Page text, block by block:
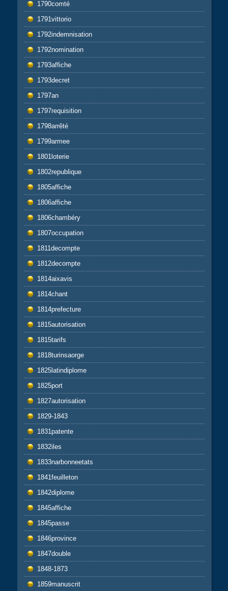
1790comté
1791vittorio
1792indemnisation
1792nomination
1793affiche
1793decret
1797an
1797requisition
1798arrêté
1799armee
1801loterie
1802republique
1805affiche
1806affiche
1806chambéry
1807occupation
1811decompte
1812decompte
1814aixavis
1814chant
1814prefecture
1815autorisation
1815tarifs
1818turinsaorge
1825latindiplome
1825port
1827autorisation
1829-1843
1831patente
1832iles
1833narbonneetats
1841feuilleton
1842diplome
1845affiche
1845passe
1846province
1847double
1848-1873
1859manuscrit